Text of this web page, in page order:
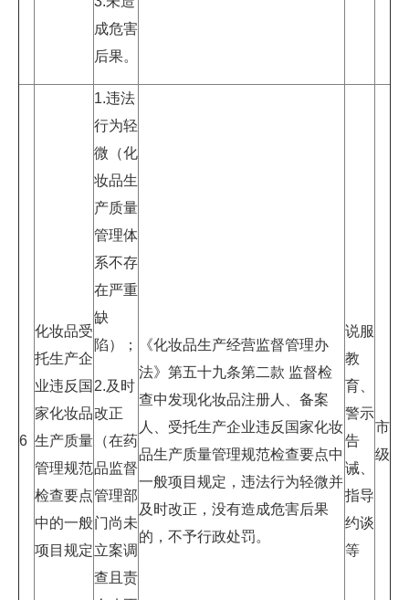
成危害
后果。
6
化妆品受
托生产企
业违反国
家化妆品
生产质量
管理规范
检查要点
中的一般
项目规定
1.违法
行为轻
微（化
妆品生
产质量
管理体
系不存
在严重
缺
陷）；
2.及时
改正
（在药
品监督
管理部
门尚未
立案调
查且责
《化妆品生产经营监督管理办
法》第五十九条第二款 监督检
查中发现化妆品注册人、备案
人、受托生产企业违反国家化妆
品生产质量管理规范检查要点中
一般项目规定，违法行为轻微并
及时改正，没有造成危害后果
的，不予行政处罚。
说服
教
育、
警示
告
诫、
指导
约谈
等
市
级